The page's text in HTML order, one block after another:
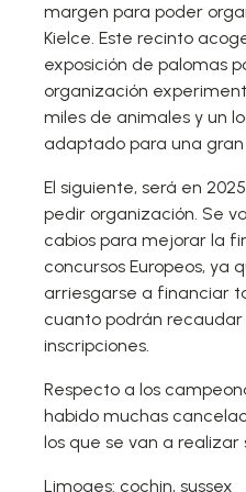
margen para poder
Kielce. Este recinto
exposición de palomas
organización
miles de animales y un
adaptado para una gran
El siguiente, será en
pedir organización. Se
cabios para mejorar la
concursos Europeos, ya
arriesgarse a financiar
cuanto podrán
inscripciones.
Respecto a los
habido muchas
los que se van a realizar
Limoges: cochin, sussex